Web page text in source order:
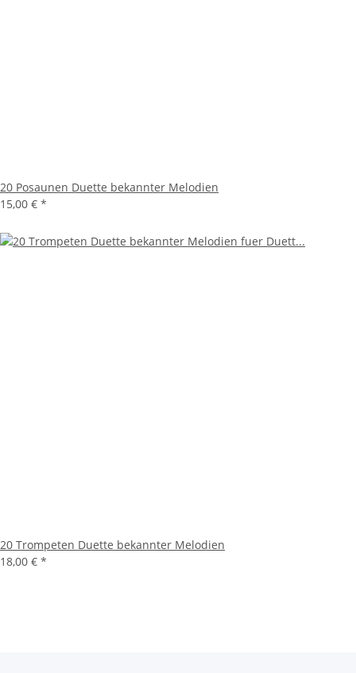
20 Posaunen Duette bekannter Melodien
15,00 € *
20 Trompeten Duette bekannter Melodien
18,00 € *